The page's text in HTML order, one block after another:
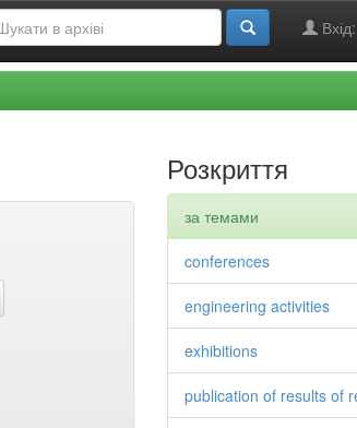
Вхід:
Розкриття
за темами
conferences
engineering activities
exhibitions
publication of results of